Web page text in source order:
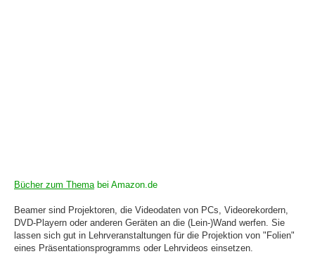
Bücher zum Themabei Amazon.de
Beamer sind Projektoren, die Videodaten von PCs, Videorekordern,
DVD-Playern oder anderen Geräten an die (Lein-)Wand werfen. Sie
lassen sich gut in Lehrveranstaltungen für die Projektion von "Folien"
eines Präsentationsprogramms oder Lehrvideos einsetzen.